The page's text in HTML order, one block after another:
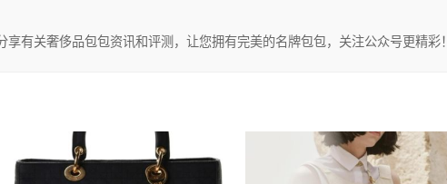
有关奢侈品包包资讯和评测，让您拥有完美的名牌包包，关注公众号更精彩！